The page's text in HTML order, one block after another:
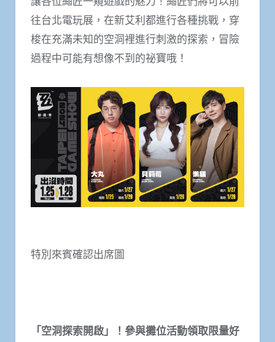
往台北電玩展，在新艾利都進行各種挑戰，穿
梭在充滿未知的空洞裡進行刺激的探索，冒險
過程中可能有想像不到的祕寶哦！
特別來賓確認出席圖
「空洞探索開啟」！參與攤位活動領取限量好